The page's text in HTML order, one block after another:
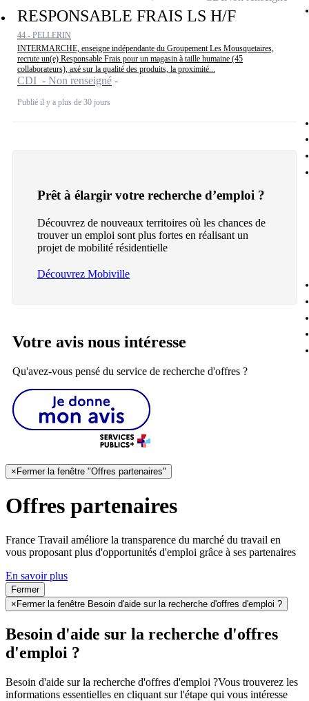
RESPONSABLE FRAIS LS H/F
44 - PELLERIN
INTERMARCHE, enseigne indépendante du Groupement Les Mousquetaires,
recrute un(e) Responsable Frais pour un magasin à taille humaine (45
collaborateurs), axé sur la qualité des produits, la proximité...
CDI - Non renseigné
Publié il y a plus de 30 jours
Prêt à élargir votre recherche d’emploi ?
Découvrez de nouveaux territoires où les chances de
trouver un emploi sont plus fortes en réalisant un
projet de mobilité résidentielle
Découvrez Mobiville
Votre avis nous intéresse
Qu'avez-vous pensé du service de recherche d'offres ?
× Fermer la fenêtre "Offres partenaires"
Offres partenaires
France Travail améliore la transparence du marché du travail en
vous proposant plus d'opportunités d'emploi grâce à ses partenaires
En savoir plus
Fermer
×Fermer la fenêtre Besoin d'aide sur la recherche d'offres d'emploi ?
Besoin d'aide sur la recherche d'offres
d'emploi ?
Besoin d'aide sur la recherche d'offres d'emploi ?Vous trouverez les
informations essentielles en cliquant sur l'étape qui vous intéresse